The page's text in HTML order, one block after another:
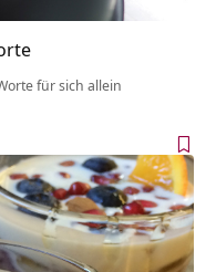
für sich allein